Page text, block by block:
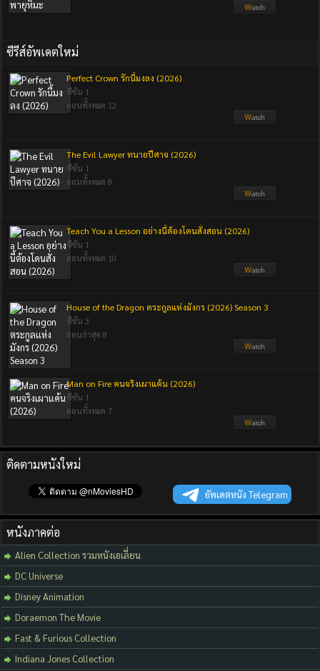
ซีรีส์อัพเดตใหม่
Perfect Crown รักนี้มงลง (2026)
ซีซัน 1
ตอนทั้งหมด 12
The Evil Lawyer ทนายปีศาจ (2026)
ซีซัน 1
ตอนทั้งหมด 8
Teach You a Lesson อย่างนี้ต้องโดนสั่งสอน (2026)
ซีซัน 1
ตอนทั้งหมด 10
House of the Dragon ตระกูลแห่งมังกร (2026) Season 3
ซีซัน 3
ตอนล่าสุด 8
Man on Fire คนจริงเผาแค้น (2026)
ซีซัน 1
ตอนทั้งหมด 7
ติดตามหนังใหม่
อัพเดตหนัง Telegram
หนังภาคต่อ
Alien Collection รวมหนังเอเลี่ยน
DC Universe
Disney Animation
Doraemon The Movie
Fast & Furious Collection
Indiana Jones Collection